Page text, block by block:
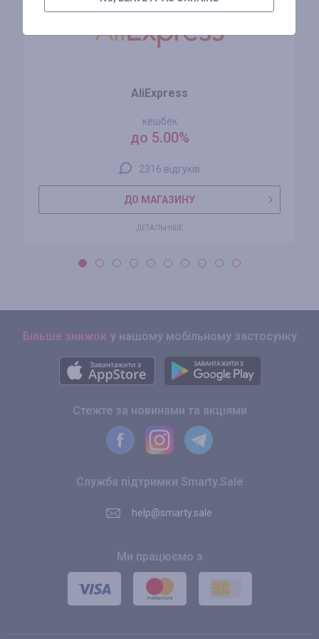
AliExpress
кешбек
до 5.00%
2316 відгуків
ДО МАГАЗИНУ
ДЕТАЛЬНІШЕ
Більше знижок у нашому мобільному застосунку
Стежте за новинами та акціями
Служба підтримки Smarty.Sale
help@smarty.sale
Ми працюємо з